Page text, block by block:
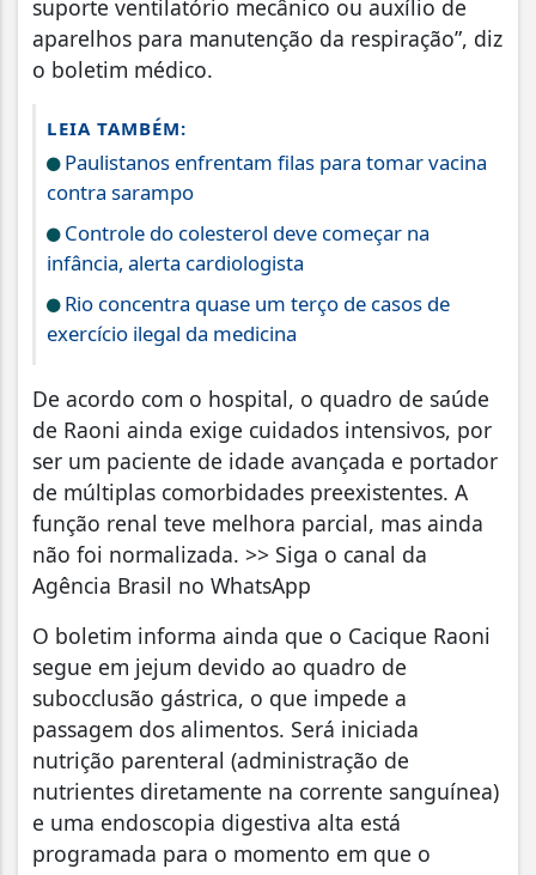
suporte ventilatório mecânico ou auxílio de
aparelhos para manutenção da respiração”, diz
o boletim médico.
LEIA TAMBÉM:
Paulistanos enfrentam filas para tomar vacina
contra sarampo
Controle do colesterol deve começar na
infância, alerta cardiologista
Rio concentra quase um terço de casos de
exercício ilegal da medicina
De acordo com o hospital, o quadro de saúde
de Raoni ainda exige cuidados intensivos, por
ser um paciente de idade avançada e portador
de múltiplas comorbidades preexistentes. A
função renal teve melhora parcial, mas ainda
não foi normalizada. >> Siga o canal da
Agência Brasil no WhatsApp
O boletim informa ainda que o Cacique Raoni
segue em jejum devido ao quadro de
subocclusão gástrica, o que impede a
passagem dos alimentos. Será iniciada
nutrição parenteral (administração de
nutrientes diretamente na corrente sanguínea)
e uma endoscopia digestiva alta está
programada para o momento em que o